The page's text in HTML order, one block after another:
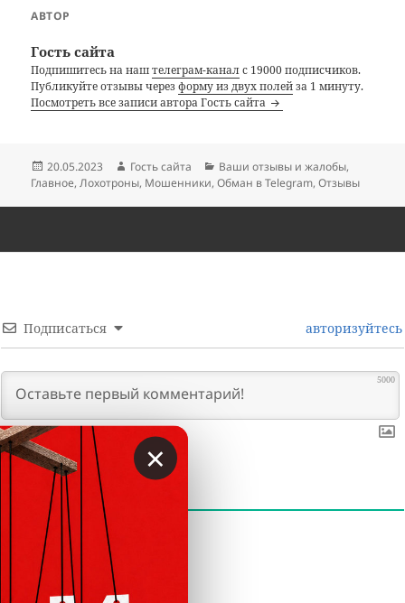
АВТОР
Гость сайта
Подпишитесь на наштелеграм-каналс 19000 подписчиков.
Публикуйте отзывы черезформу из двух полейза 1 минуту.
Посмотреть все записи автора Гость сайта
Опубликовано
20.05.2023 Автор
Гость сайта Рубрики
Ваши отзывы и жалобы,
Главное,Лохотроны, Мошенники,Обман в Telegram,Отзывы
Подписаться авторизуйтесь
5000
КОММЕНТАРИИ
×